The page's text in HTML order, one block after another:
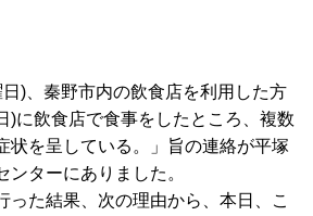
)、秦野市内の飲食店を利用した方
)に飲食店で食事をしたところ、複数
状を呈している。」旨の連絡が平塚
ターにありました。
った結果、次の理由から、本日、こ